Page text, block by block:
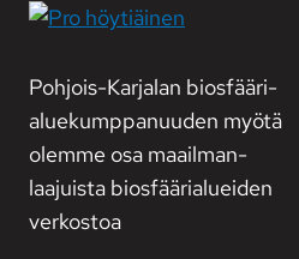
Pohjois-Karjalan biosfääri­
alue­kumppanuuden myötä
olemme osa maailman­
laajuista biosfääri­alueiden
verkostoa